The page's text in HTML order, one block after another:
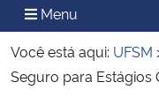
Ministério das Relações
Menu Menu
Você está aqui: UFSM
Seguro para Estágios